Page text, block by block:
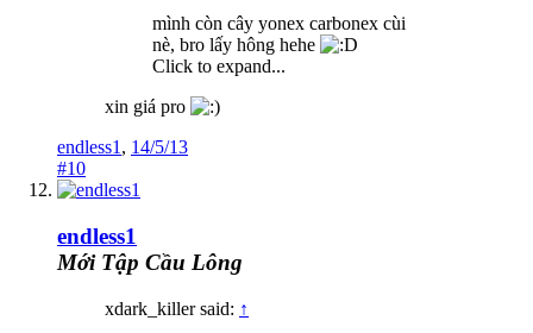
mình còn cây yonex carbonex cùi
nè, bro lấy hông hehe
Click to expand...
xin giá pro
endless1 , 14/5/13
#10
endless1
Mới Tập Cầu Lông
xdark_killer said: ↑